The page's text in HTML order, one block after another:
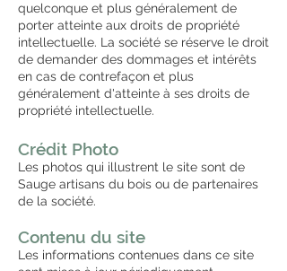
quelconque et plus généralement de
porter atteinte aux droits de propriété
intellectuelle. La société se réserve le droit
de demander des dommages et intérêts
en cas de contrefaçon et plus
généralement d'atteinte à ses droits de
propriété intellectuelle.
Crédit Photo
Les photos qui illustrent le site sont de
Sauge artisans du bois ou de partenaires
de la société.
Contenu du site
Les informations contenues dans ce site